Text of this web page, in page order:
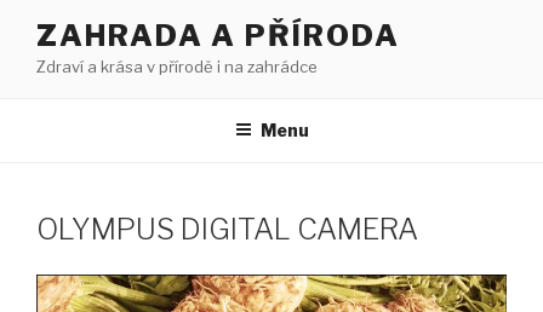
obsahu
ZAHRADA A PŘÍRODA
Zdraví a krása v přírodě i na zahrádce
Menu
OLYMPUS DIGITAL CAMERA